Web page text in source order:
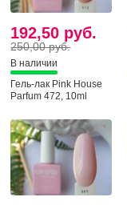
192,50 руб.
250,00 руб.
В наличии
Гель-лак Pink House
Parfum 472, 10ml